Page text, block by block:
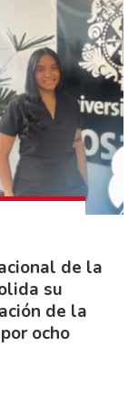
de la
su
de la
ocho